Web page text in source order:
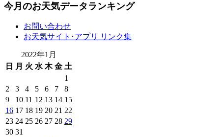
今月のお天気データランキング
お問い合わせ
お天気サイト･アプリ リンク集
2022年1月
日
月 火 水 木 金 土
1
2
3 4 5 6 7
8
9
10 11 12 13 14 15
16 17 18 19 20 21 22
23 24 25 26 27 28 29
30 31